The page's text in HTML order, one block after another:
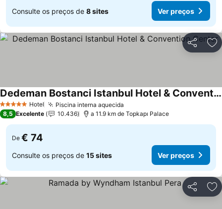
Consulte os preços de 8 sites Ver preços
Partilhar
5 Estrelas Hotel Piscina interna aquecida
Dedeman Bostanci Istanbul Hotel & Convention Center
Ver preços
8,5 Excelente 10.436 a 11.9 km de Topkapı Palace
De € 74
Consulte os preços de 15 sites Ver preços
Partilhar